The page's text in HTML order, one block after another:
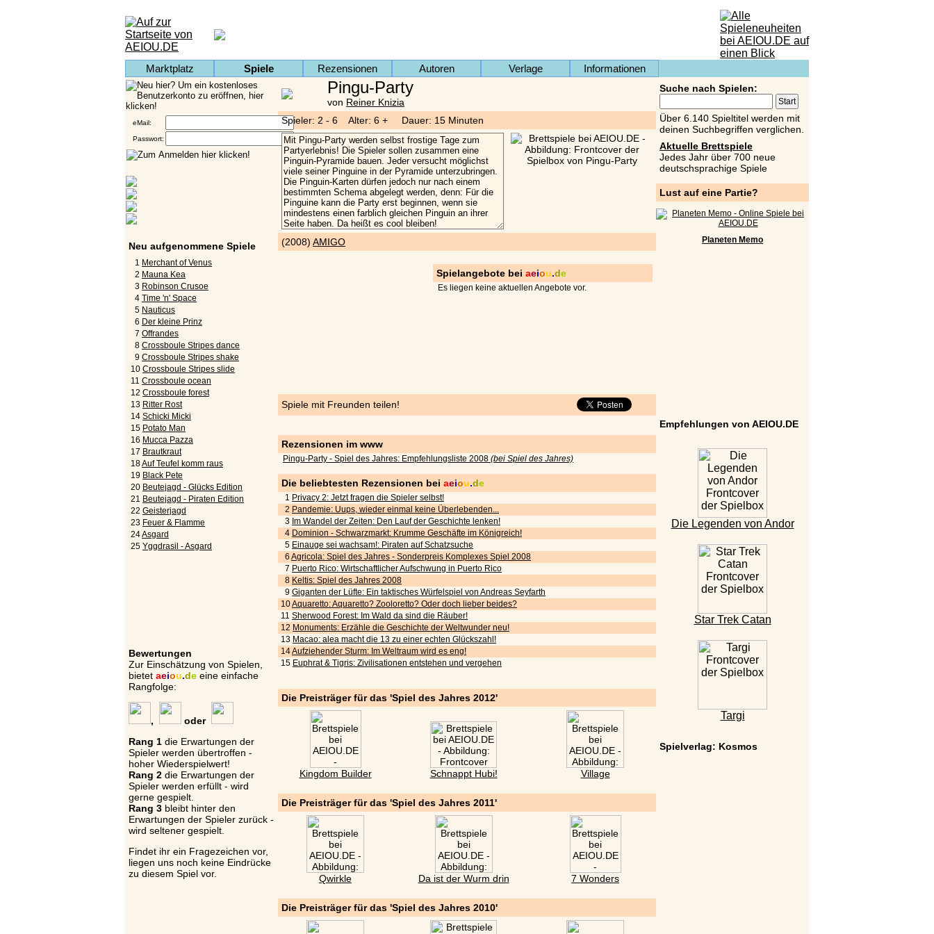
Marktplatz Spiele Rezensionen Autoren Verlage Informationen
eMail:
Passwort:
Neu aufgenommene Spiele
1 Merchant of Venus
2 Mauna Kea
3 Robinson Crusoe
4 Time 'n' Space
5 Nauticus
6 Der kleine Prinz
7 Offrandes
8 Crossboule Stripes dance
9 Crossboule Stripes shake
10 Crossboule Stripes slide
11 Crossboule ocean
12 Crossboule forest
13 Ritter Rost
14 Schicki Micki
15 Potato Man
16 Mucca Pazza
17 Brautkraut
18Auf Teufel komm raus
19 Black Pete
20 Beutejagd - Glücks Edition
21 Beutejagd - Piraten Edition
22 Geisterjagd
23 Feuer & Flamme
24Asgard
25 Yggdrasil - Asgard
Bewertungen
Zur Einschätzung von Spielen,
bietet aeiou.de eine einfache
Rangfolge:
,
oder
Rang 1 die Erwartungen der
Spieler werden übertroffen -
hoher Wiederspielwert!
Rang 2 die Erwartungen der
Spieler werden erfüllt - wird
gerne gespielt.
Rang 3 bleibt hinter den
Erwartungen der Spieler zurück -
wird seltener gespielt.
Findet ihr ein Fragezeichen vor,
liegen uns noch keine Eindrücke
zu diesem Spiel vor.
Suche nach Spielen:
Über 6.140 Spieltitel werden mit
deinen Suchbegriffen verglichen.
Aktuelle Brettspiele
Jedes Jahr über 700 neue
deutschsprachige Spiele
Lust auf eine Partie?
Planeten Memo
Empfehlungen von AEIOU.DE
Die Legenden von Andor
Star Trek Catan
Targi
Spielverlag: Kosmos
Pingu-Party
von Reiner Knizia
Spieler: 2 - 6 Alter: 6 + Dauer: 15 Minuten
(2008) AMIGO
Spielangebote bei aeiou.de
Es liegen keine aktuellen Angebote vor.
Spiele mit Freunden teilen!
Rezensionen im www
Pingu-Party - Spiel des Jahres: Empfehlungsliste 2008 (bei Spiel des Jahres)
Die beliebtesten Rezensionen bei aeiou.de
1 Privacy 2: Jetzt fragen die Spieler selbst!
2 Pandemie: Uups, wieder einmal keine Überlebenden...
3 Im Wandel der Zeiten: Den Lauf der Geschichte lenken!
4 Dominion - Schwarzmarkt: Krumme Geschäfte im Königreich!
5 Einauge sei wachsam!: Piraten auf Schatzsuche
6 Agricola: Spiel des Jahres - Sonderpreis Komplexes Spiel 2008
7 Puerto Rico: Wirtschaftlicher Aufschwung in Puerto Rico
8 Keltis: Spiel des Jahres 2008
9 Giganten der Lüfte: Ein taktisches Würfelspiel von Andreas Seyfarth
10Aquaretto: Aquaretto? Zooloretto? Oder doch lieber beides?
11 Sherwood Forest: Im Wald da sind die Räuber!
12 Monuments: Erzähle die Geschichte der Weltwunder neu!
13 Macao: alea macht die 13 zu einer echten Glückszahl!
14Aufziehender Sturm: Im Weltraum wird es eng!
15 Euphrat & Tigris: Zivilisationen entstehen und vergehen
Die Preisträger für das 'Spiel des Jahres 2012'
Kingdom Builder Schnappt Hubi! Village
Die Preisträger für das 'Spiel des Jahres 2011'
Qwirkle Da ist der Wurm drin 7 Wonders
Die Preisträger für das 'Spiel des Jahres 2010'